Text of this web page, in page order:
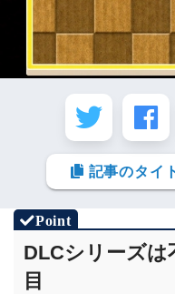
記事のタイ
DLCシリーズは
目